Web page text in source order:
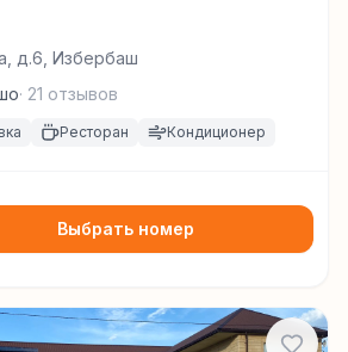
д.6, Избербаш
· 21 отзывов
Ресторан Кондиционер
Выбрать номер